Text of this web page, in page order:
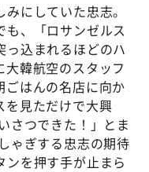
にしていた忠志。
も、「ロサンゼルス
っ込まれるほどのハ
韓航空のスタッフ
ごはんの名店に向か
を見ただけで大興
さつできた！」とま
ゃぎする忠志の期待
を押す手が止まら